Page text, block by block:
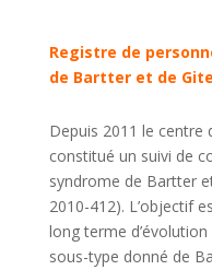
Registre de
de Bartter et de
Depuis 2011 le centre
constitué un suivi de
syndrome de Bartter
2010-412). L’objectif
long terme
sous-type donné de